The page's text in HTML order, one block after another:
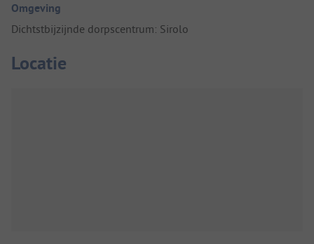
Omgeving
Dichtstbijzijnde dorpscentrum: Sirolo
Locatie